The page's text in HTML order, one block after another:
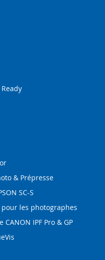
& Prépresse
SC-S
pour les photographes
IPF Pro & GP